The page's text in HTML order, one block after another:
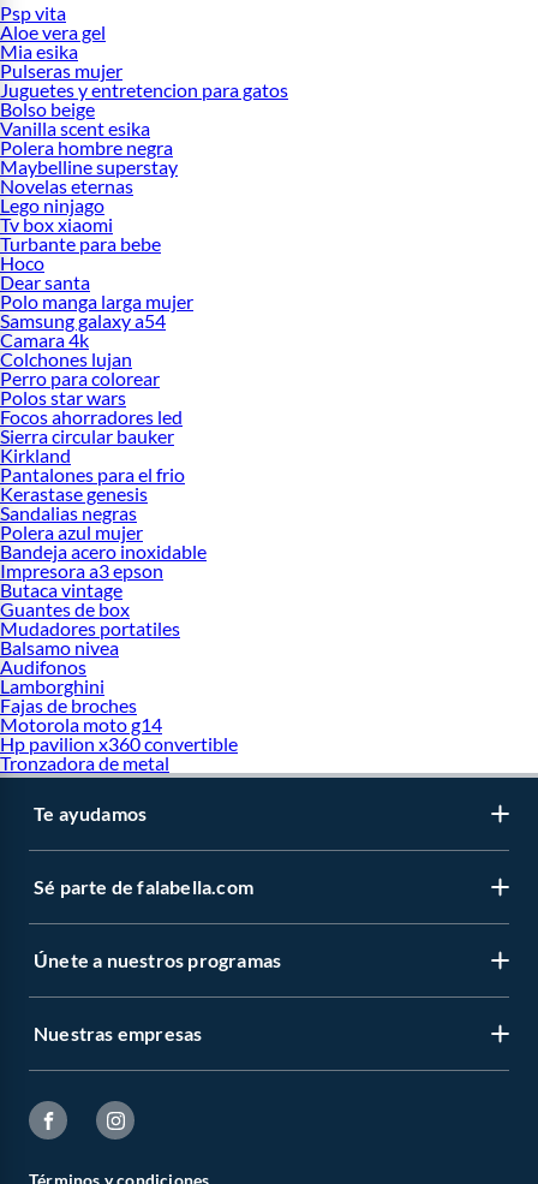
Psp vita
Aloe vera gel
Mia esika
Pulseras mujer
Juguetes y entretencion para gatos
Bolso beige
Vanilla scent esika
Polera hombre negra
Maybelline superstay
Novelas eternas
Lego ninjago
Tv box xiaomi
Turbante para bebe
Hoco
Dear santa
Polo manga larga mujer
Samsung galaxy a54
Camara 4k
Colchones lujan
Perro para colorear
Polos star wars
Focos ahorradores led
Sierra circular bauker
Kirkland
Pantalones para el frio
Kerastase genesis
Sandalias negras
Polera azul mujer
Bandeja acero inoxidable
Impresora a3 epson
Butaca vintage
Guantes de box
Mudadores portatiles
Balsamo nivea
Audifonos
Lamborghini
Fajas de broches
Motorola moto g14
Hp pavilion x360 convertible
Tronzadora de metal
Te ayudamos
Sé parte de falabella.com
Únete a nuestros programas
Nuestras empresas